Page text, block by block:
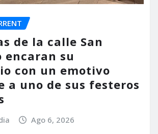
de la calle San
encaran su
con un emotivo
a uno de sus festeros
Ago 6, 2026